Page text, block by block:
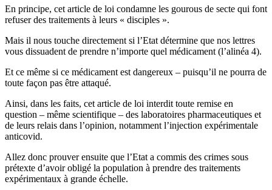
En principe, cet article de loi condamne les gourous de secte qui font
refuser des traitements à leurs « disciples ».
Mais il nous touche directement si l’Etat détermine que nos lettres
vous dissuadent de prendre n’importe quel médicament (l’alinéa 4).
Et ce même si ce médicament est dangereux – puisqu’il ne pourra de
toute façon pas être attaqué.
Ainsi, dans les faits, cet article de loi interdit toute remise en
question – même scientifique – des laboratoires pharmaceutiques et
de leurs relais dans l’opinion, notamment l’injection expérimentale
anticovid.
Allez donc prouver ensuite que l’Etat a commis des crimes sous
prétexte d’avoir obligé la population à prendre des traitements
expérimentaux à grande échelle.